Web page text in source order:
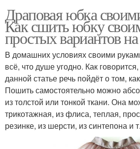
Драповая юбка
Как сшить юбку
простых вариантов
В домашних условиях своими
всё, что душе угодно. Как
данной статье речь пойдёт о том,
Пошить самостоятельно можно
из толстой или тонкой ткани. Она
трикотажная, из флиса, теплая,
резинке, из шерсти, из синтепона и